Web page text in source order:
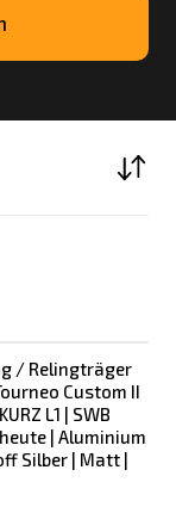
/ Relingträger
Custom II
L1 | SWB
| Aluminium
Silber | Matt |